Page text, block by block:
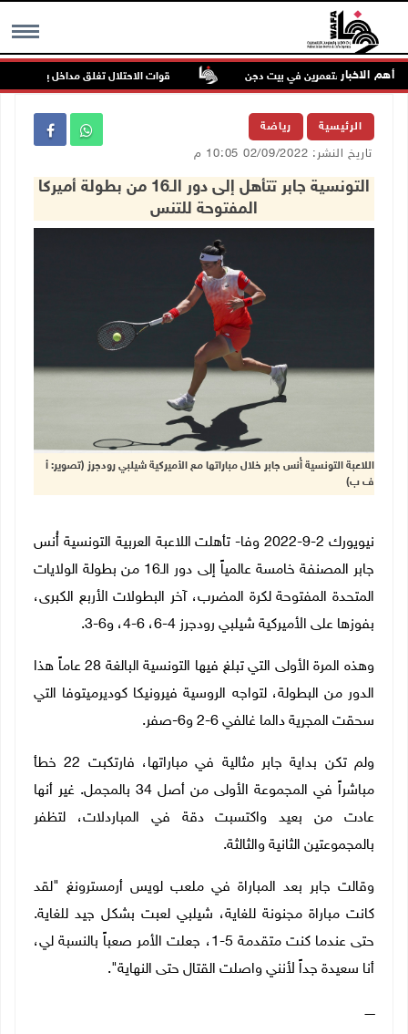
MENU أهم الاخبارللمستعمرين في بيت دجن قوات الاحتلال تغلق مداخل يعبد جنوب
الرئيسية رياضة
تاريخ النشر: 02/09/2022 10:05 م
التونسية جابر تتأهل إلى دور الـ16 من بطولة أميركا
المفتوحة للتنس
اللاعبة التونسية أُنس جابر خلال مباراتها مع الأميركية شيلبي رودجرز (تصوير: أ
ف ب)
نيويورك 2-9-2022 وفا- تأهلت اللاعبة العربية التونسية أُنس
جابر المصنفة خامسة عالمياً إلى دور الـ16 من بطولة الولايات
المتحدة المفتوحة لكرة المضرب، آخر البطولات الأربع الكبرى،
بفوزها على الأميركية شيلبي رودجرز 4-6، 6-4، و6-3
.
وهذه المرة الأولى التي تبلغ فيها التونسية البالغة 28 عاماً هذا
الدور من البطولة، لتواجه الروسية فيرونيكا كوديرميتوفا التي
سحقت المجرية دالما غالفي 6-2 و6-صفر
.
ولم تكن بداية جابر مثالية في مباراتها، فارتكبت 22 خطأ
مباشراً في المجموعة الأولى من أصل 34 بالمجمل
. غير أنها
عادت من بعيد واكتسبت دقة في المباردلات، لتظفر
بالمجموعتين الثانية والثالثة.
وقالت جابر بعد المباراة في ملعب لويس أرمسترونغ "لقد
كانت مباراة مجنونة للغاية، شيلبي لعبت بشكل جيد للغاية.
حتى عندما كنت متقدمة 5-1، جعلت الأمر صعباً بالنسبة لي،
أنا سعيدة جداً لأنني واصلت القتال حتى النهاية".
ـــــ